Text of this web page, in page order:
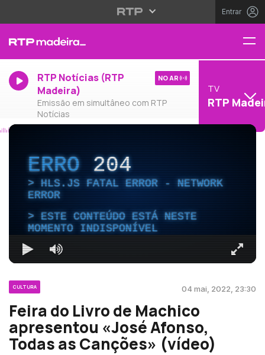
Entrar
RTP Notícias (RTP
Madeira)
Emissão em simultâneo com RTP
Notícias
NO AR
TV
RTP
ERRO204
HLS.JS FATAL ERROR - NETWORK
ERROR
ESTE CONTEÚDO ESTÁ NESTE
MOMENTO INDISPONÍVEL
CULTURA 04 mai, 2022, 23:30
Feira do Livro de Machico
apresentou «José Afonso,
Todas as Canções» (vídeo)